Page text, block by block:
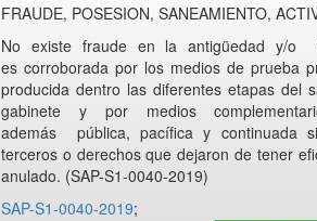
FRAUDE, POSESION, SANEAMIENTO,
No existe fraude en la antigüedad y/
es corroborada por los medios de prueba
producida dentro las diferentes etapas del
gabinete y por medios
además pública, pacífica y continuada
terceros o derechos que dejaron de tener
anulado. (SAP-S1-0040-2019)
SAP-S1-0040-2019;